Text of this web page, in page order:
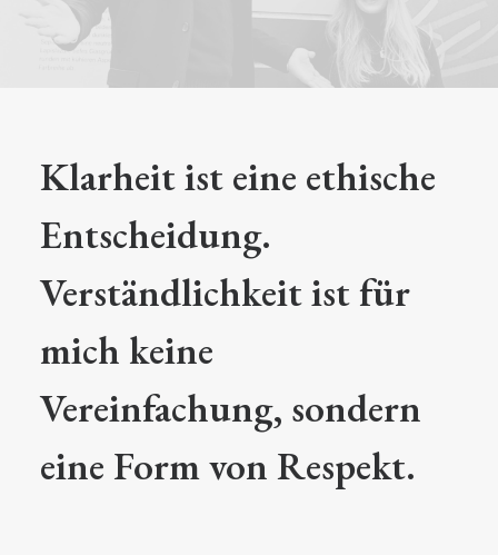
Klarheit ist eine ethische
Entscheidung.
Verständlichkeit ist für
mich keine
Vereinfachung, sondern
eine Form von Respekt.